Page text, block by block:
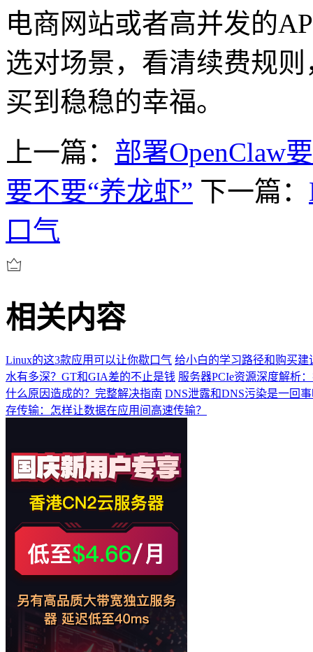
电商网站或者高并发的
选对场景，看清续费规
买到稳稳的幸福。
上一篇： 部署OpenClaw
要不要“养龙虾” 下一篇：
口气
相关内容
Linux的这3款应用可以让你歇口气 给小白的学习路径和购买
水有多深？GT和GIA差的不止是钱 服务器PCIe资源深度解析
什么原因造成的？完整解决指南 DNS泄露和DNS污染是一回
存传输：怎样让数据在应用间高速传输？